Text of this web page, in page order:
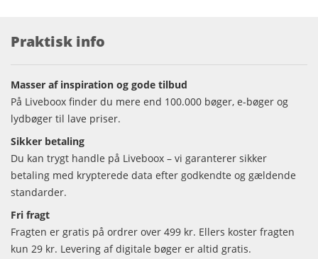
Praktisk info
Masser af inspiration og gode tilbud
På Liveboox finder du mere end 100.000 bøger, e-bøger og
lydbøger til lave priser.
Sikker betaling
Du kan trygt handle på Liveboox – vi garanterer sikker
betaling med krypterede data efter godkendte og gældende
standarder.
Fri fragt
Fragten er gratis på ordrer over 499 kr. Ellers koster fragten
kun 29 kr. Levering af digitale bøger er altid gratis.